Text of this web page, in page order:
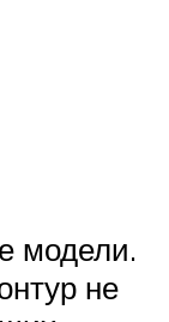
модели.
не